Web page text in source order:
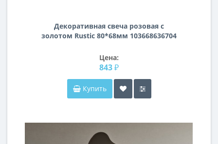
Декоративная свеча розовая с
золотом Rustic 80*68мм 103668636704
Цена:
843 ₽
Купить